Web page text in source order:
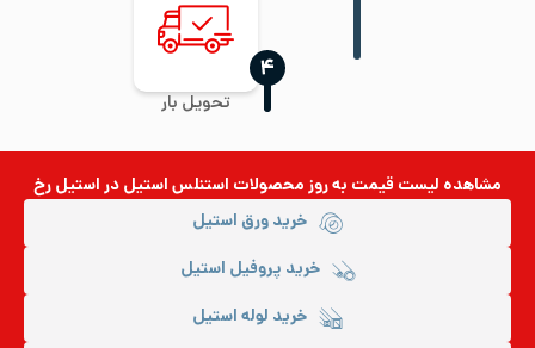
تحویل بار
‍۴
مشاهده لیست قیمت به روزمحصولات استنلس استیلدر استیل رخ
خرید ورق استیل
خرید پروفیل استیل
خرید لوله استیل